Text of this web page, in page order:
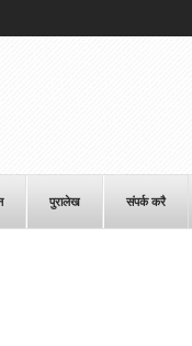
पुरालेख संपर्क करै